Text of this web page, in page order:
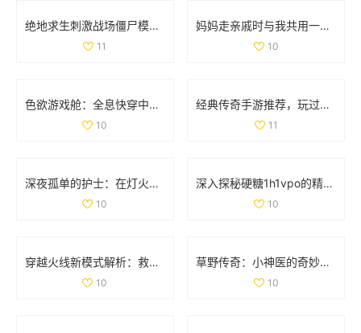
绝地求生刺激战场僵尸模式详细攻略与玩法解析
11
妈妈走亲戚时与我共用一间房子的利与弊探讨
10
色欲游戏舱：全息快穿中的情感交错与命运挑战之旅
10
经典传奇手游推荐，玩过这两款你绝对老道了！
11
深夜孤单的护士：在灯火阑珊中守护生命的坚定身影
10
深入探秘硬糖1h1vpo的精彩世界与独特魅力
10
穿越火线新模式解析：救世主与生化终结者的精彩对抗
10
草野传奇：小神医的奇妙人生与风流韵事
10